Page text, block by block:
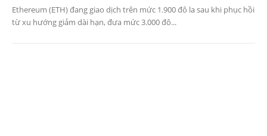
Ethereum (ETH) đang giao dịch trên mức 1.900 đô la sau khi phục hồi
từ xu hướng giảm dài hạn, đưa mức 3.000 đô...